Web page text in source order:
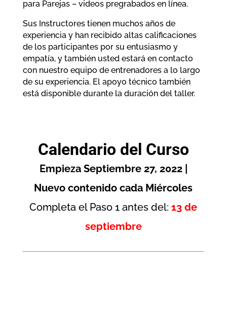
para Parejas – videos pregrabados en línea.
Sus Instructores tienen muchos años de
experiencia y han recibido altas calificaciones
de los participantes por su entusiasmo y
empatía, y también usted estará en contacto
con nuestro equipo de entrenadores a lo largo
de su experiencia. El apoyo técnico también
está disponible durante la duración del taller.
Calendario del Curso
Empieza Septiembre 27, 2022 |
Nuevo contenido cada Miércoles
Completa el Paso 1 antes del:13 de
septiembre